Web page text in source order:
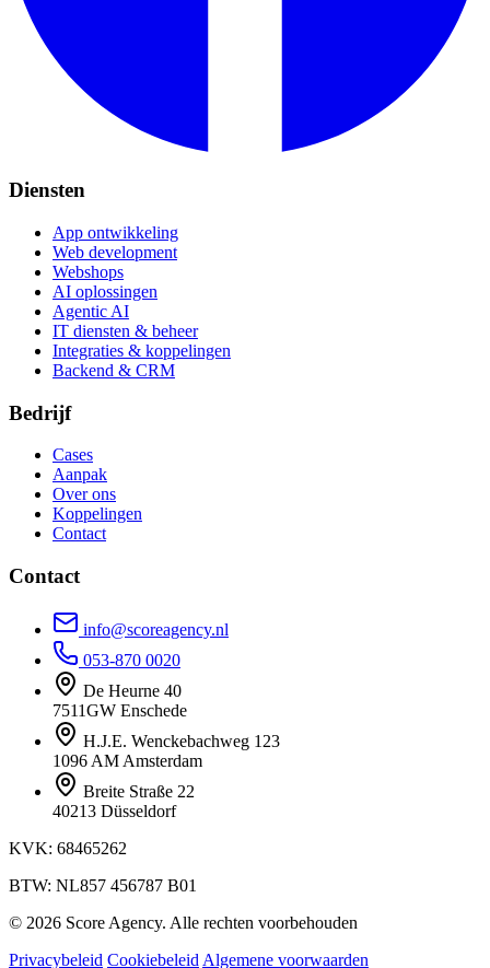
Diensten
App ontwikkeling
Web development
Webshops
AI oplossingen
Agentic AI
IT diensten & beheer
Integraties & koppelingen
Backend & CRM
Bedrijf
Cases
Aanpak
Over ons
Koppelingen
Contact
Contact
info@scoreagency.nl
053-870 0020
De Heurne 40
7511GW Enschede
H.J.E. Wenckebachweg 123
1096 AM Amsterdam
Breite Straße 22
40213 Düsseldorf
KVK: 68465262
BTW: NL857 456787 B01
© 2026 Score Agency. Alle rechten voorbehouden
Privacybeleid Cookiebeleid Algemene voorwaarden